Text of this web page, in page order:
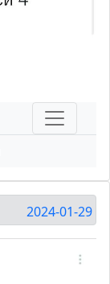
2024-01-29